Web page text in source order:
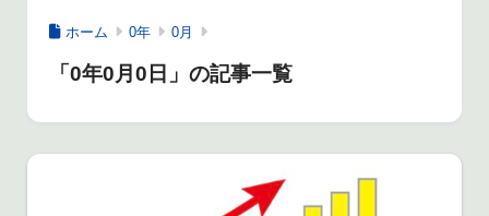
ホーム 0年 0月
「0年0月0日」の記事一覧